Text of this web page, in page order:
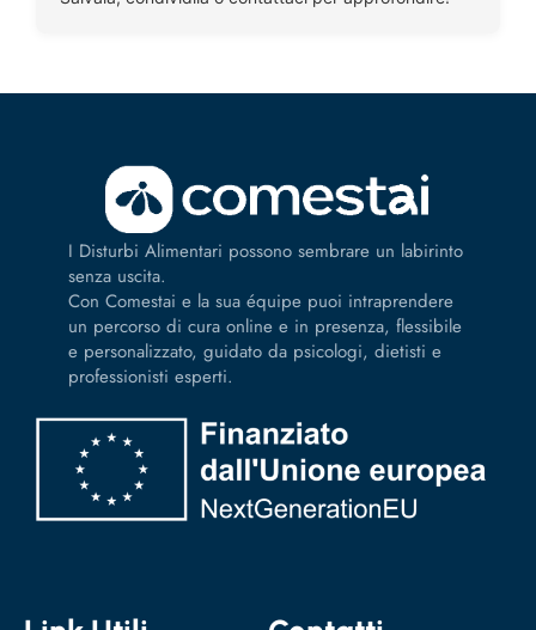
I Disturbi Alimentari possono sembrare un labirinto
senza uscita.
Con Comestai e la sua équipe puoi intraprendere
un percorso di cura online e in presenza, flessibile
e personalizzato, guidato da psicologi, dietisti e
professionisti esperti.